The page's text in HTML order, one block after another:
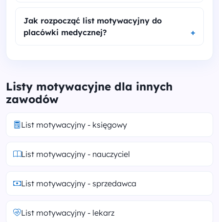
Jak rozpocząć list motywacyjny do
placówki medycznej?
Listy motywacyjne dla innych
zawodów
List motywacyjny - księgowy
List motywacyjny - nauczyciel
List motywacyjny - sprzedawca
List motywacyjny - lekarz